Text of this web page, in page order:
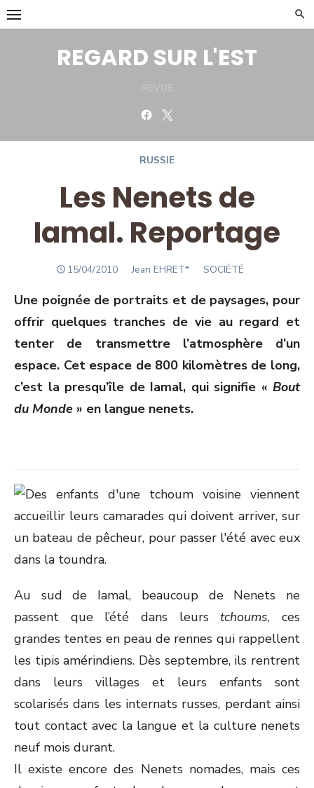
Skip
to
REGARD SUR L'EST
Facebook
RUSSIE
Les Nenets de
Iamal. Reportage
POSTED
15/04/2010 Author
Jean EHRET* SOCIÉTÉ
Une poignée de portraits et de paysages, pour
offrir quelques tranches de vie au regard et
tenter de transmettre l’atmosphère d’un
espace. Cet espace de 800 kilomètres de long,
c’est la presqu’île de Iamal, qui signifie « Bout
du Monde » en langue nenets.
Au sud de Iamal, beaucoup de Nenets ne
passent que l’été dans leurstchoums, ces
grandes tentes en peau de rennes qui rappellent
les tipis amérindiens. Dès septembre, ils rentrent
dans leurs villages et leurs enfants sont
scolarisés dans les internats russes, perdant ainsi
tout contact avec la langue et la culture nenets
neuf mois durant.
Il existe encore des Nenets nomades, mais ces